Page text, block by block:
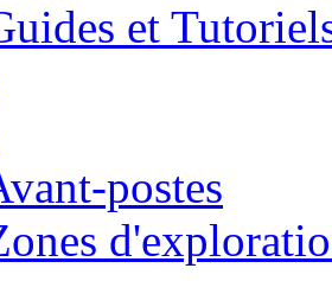
et
postes